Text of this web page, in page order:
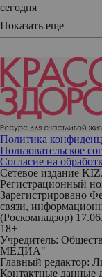
сегодня
Показать еще
Политика
Пользовательское
Согласие на
Сетевое издание
Регистрационный
Зарегистрировано
связи,
(Роскомнадзор)
18+
Учредитель:
МЕДИА"
Главный редактор:
Контактные данные